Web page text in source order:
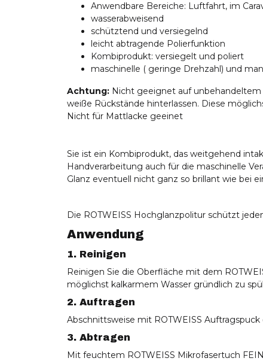
Anwendbare Bereiche: Luftfahrt, im
wasserabweisend
schütztend und versiegelnd
leicht abtragende Polierfunktion
Kombiprodukt: versiegelt und poliert
maschinelle ( geringe Drehzahl) und
Achtung: Nicht geeignet auf unbehandeltem
weiße Rückstände hinterlassen. Diese
Nicht für Mattlacke geeinet
Sie ist ein Kombiprodukt, das weitgehend
Handverarbeitung auch für die maschinelle
Glanz eventuell nicht ganz so brillant wie bei
Die ROTWEISS Hochglanzpolitur schützt
Anwendung
1. Reinigen
Reinigen Sie die Oberfläche mit dem
möglichst kalkarmem Wasser gründlich zu
2. Auftragen
Abschnittsweise mit ROTWEISS
3. Abtragen
Mit feuchtem ROTWEISS Mikrofasertuch